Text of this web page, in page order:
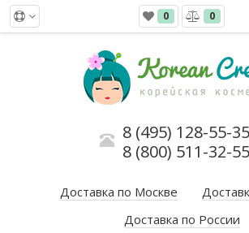
0 0
8 (495) 128-55-35
8 (800) 511-32-55
Доставка по Москве
Доставка по России